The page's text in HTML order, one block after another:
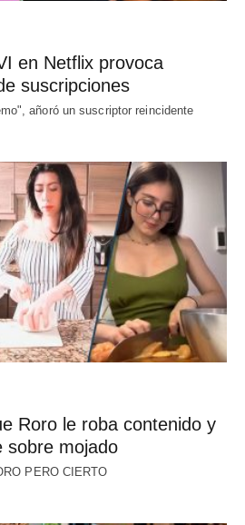
en Netflix provoca
suscripciones
añoró un suscriptor reincidente
Roro le roba contenido y
sobre mojado
PERO CIERTO